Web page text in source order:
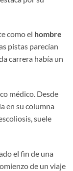
como el hombre
pistas parecían
carrera había un
médico. Desde
en su columna
suele
el fin de una
de un viaje